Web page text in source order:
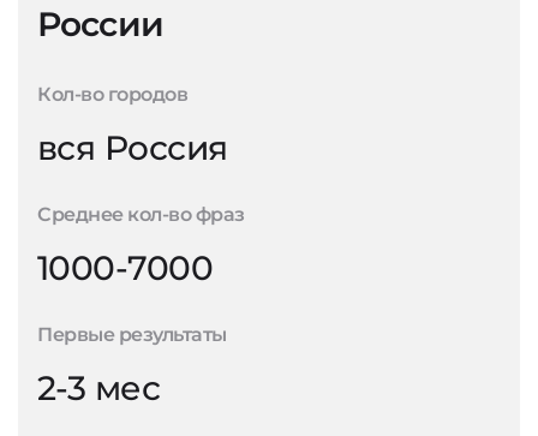
России
Кол-во городов
вся Россия
Среднее кол-во фраз
1000-7000
Первые результаты
2-3 мес